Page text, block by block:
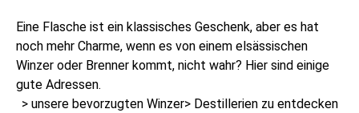
Eine Flasche ist ein klassisches Geschenk, aber es hat
noch mehr Charme, wenn es von einem elsässischen
Winzer oder Brenner kommt, nicht wahr? Hier sind einige
gute Adressen.
> unsere bevorzugten Winzer> Destillerien zu entdecken